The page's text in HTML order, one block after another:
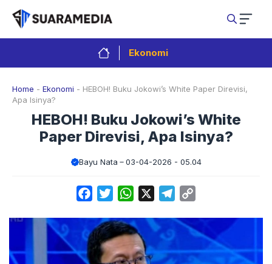
Langsung
isi
Ekonomi
Home - Ekonomi - HEBOH! Buku Jokowi’s White Paper Direvisi,
Apa Isinya?
HEBOH! Buku Jokowi’s White
Paper Direvisi, Apa Isinya?
Bayu Nata 03-04-2026 - 05.04
FacebookTwitterWhatsApp Telegram